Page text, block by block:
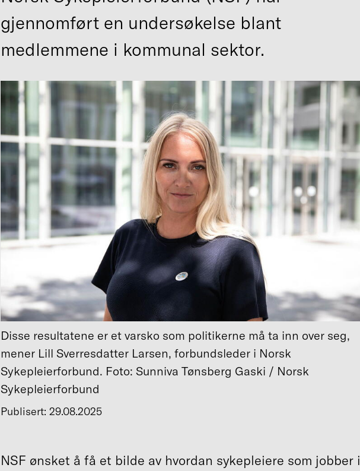
gjennomført en undersøkelse blant
medlemmene i kommunal sektor.
Disse resultatene er et varsko som politikerne må ta inn over seg,
mener Lill Sverresdatter Larsen, forbundsleder i Norsk
Sykepleierforbund. Foto: Sunniva Tønsberg Gaski / Norsk
Sykepleierforbund
Publisert: 29.08.2025
NSF ønsket å få et bilde av hvordan sykepleiere som jobber i